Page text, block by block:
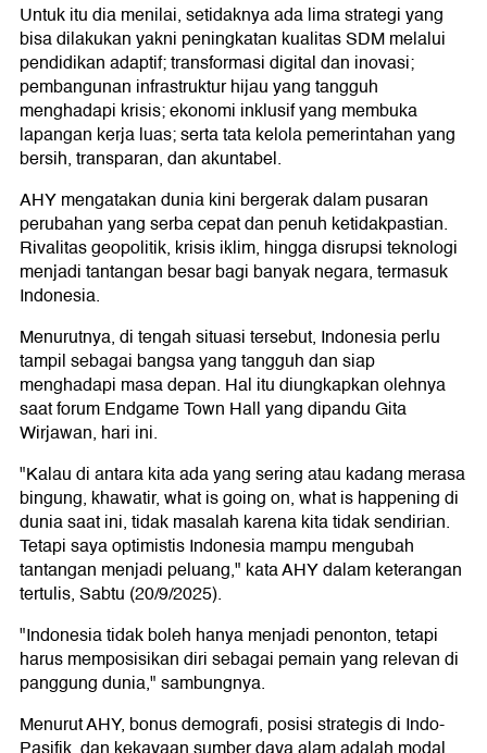
Untuk itu dia menilai, setidaknya ada lima strategi yang
bisa dilakukan yakni peningkatan kualitas SDM melalui
pendidikan adaptif; transformasi digital dan inovasi;
pembangunan infrastruktur hijau yang tangguh
menghadapi krisis; ekonomi inklusif yang membuka
lapangan kerja luas; serta tata kelola pemerintahan yang
bersih, transparan, dan akuntabel.
AHY mengatakan dunia kini bergerak dalam pusaran
perubahan yang serba cepat dan penuh ketidakpastian.
Rivalitas geopolitik, krisis iklim, hingga disrupsi teknologi
menjadi tantangan besar bagi banyak negara, termasuk
Indonesia.
Menurutnya, di tengah situasi tersebut, Indonesia perlu
tampil sebagai bangsa yang tangguh dan siap
menghadapi masa depan. Hal itu diungkapkan olehnya
saat forum Endgame Town Hall yang dipandu Gita
Wirjawan, hari ini.
"Kalau di antara kita ada yang sering atau kadang merasa
bingung, khawatir, what is going on, what is happening di
dunia saat ini, tidak masalah karena kita tidak sendirian.
Tetapi saya optimistis Indonesia mampu mengubah
tantangan menjadi peluang," kata AHY dalam keterangan
tertulis, Sabtu (20/9/2025).
"Indonesia tidak boleh hanya menjadi penonton, tetapi
harus memposisikan diri sebagai pemain yang relevan di
panggung dunia," sambungnya.
Menurut AHY, bonus demografi, posisi strategis di Indo-